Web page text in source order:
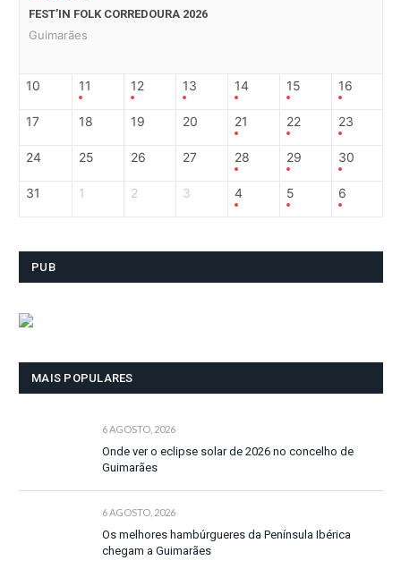
FEST’IN FOLK CORREDOURA 2026
Guimarães
10 11 12 13 14 15 16
17 18 19 20 21 22 23
24 25 26 27 28 29 30
31 1 2 3 4 5 6
PUB
MAIS POPULARES
6 AGOSTO, 2026
Onde ver o eclipse solar de 2026 no concelho de
Guimarães
6 AGOSTO, 2026
Os melhores hambúrgueres da Península Ibérica
chegam a Guimarães